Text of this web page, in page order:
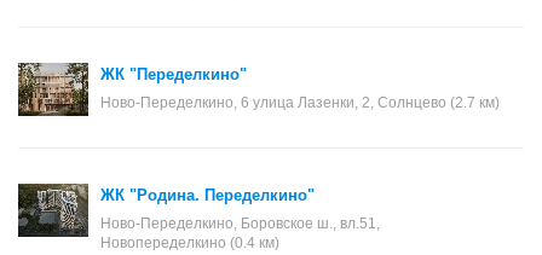
ЖК "Переделкино"
Ново-Переделкино, 6 улица Лазенки, 2, Солнцево (2.7 км)
ЖК "Родина. Переделкино"
Ново-Переделкино, Боровское ш., вл.51,
Новопеределкино (0.4 км)